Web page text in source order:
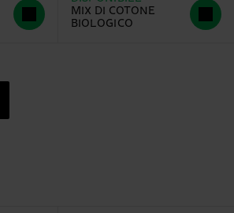
MIX DI COTONE
BIOLOGICO